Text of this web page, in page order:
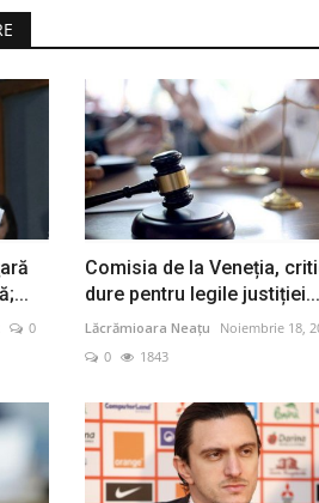
0
Comisia de la Veneția,
dure pentru legile justiției...
Lăcrămioara Neațu
Noiembrie 18,
0
1843